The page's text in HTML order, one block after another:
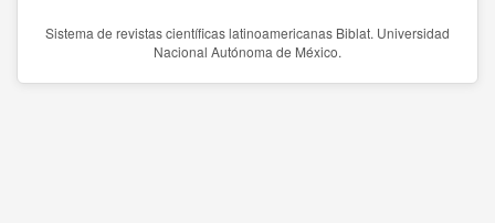
Sistema de revistas científicas latinoamericanas Biblat. Universidad
Nacional Autónoma de México.